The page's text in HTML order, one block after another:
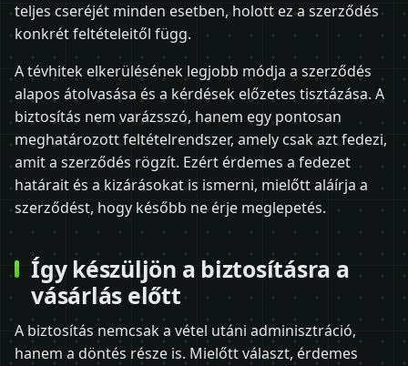
teljes cseréjét minden esetben, holott ez a szerződés
konkrét feltételeitől függ.
A tévhitek elkerülésének legjobb módja a szerződés
alapos átolvasása és a kérdések előzetes tisztázása. A
biztosítás nem varázsszó, hanem egy pontosan
meghatározott feltételrendszer, amely csak azt fedezi,
amit a szerződés rögzít. Ezért érdemes a fedezet
határait és a kizárásokat is ismerni, mielőtt aláírja a
szerződést, hogy később ne érje meglepetés.
Így készüljön a biztosításra a
vásárlás előtt
A biztosítás nemcsak a vétel utáni adminisztráció,
hanem a döntés része is. Mielőtt választ, érdemes